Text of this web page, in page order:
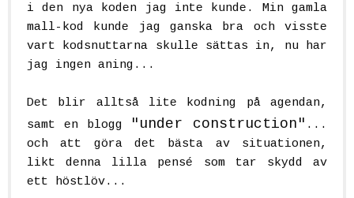
i den nya koden jag inte kunde. Min gamla
mall-kod kunde jag ganska bra och visste
vart kodsnuttarna skulle sättas in, nu har
jag ingen aning...
Det blir alltså lite kodning på agendan,
samt en blogg
"under construction" ...
och att göra det bästa av situationen,
likt denna lilla pensé som tar skydd av
ett höstlöv...